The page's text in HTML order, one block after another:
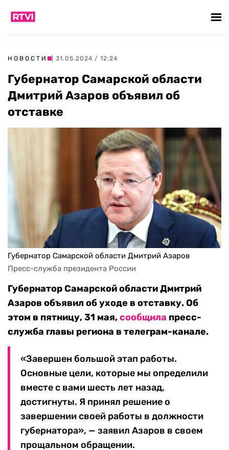
НОВОСТИ | 31.05.2024 / 12:24
Губернатор Самарской области
Дмитрий Азаров объявил об
отставке
Губернатор Самарской области Дмитрий Азаров
Пресс-служба президента России
Губернатор Самарской области Дмитрий
Азаров объявил об уходе в отставку. Об
этом в пятницу, 31 мая,сообщила пресс-
служба главы региона в телеграм-канале.
«Завершен большой этап работы.
Основные цели, которые мы определили
вместе с вами шесть лет назад,
достигнуты. Я принял решение о
завершении своей работы в должности
губернатора», — заявил Азаров в своем
прощальном обращении.